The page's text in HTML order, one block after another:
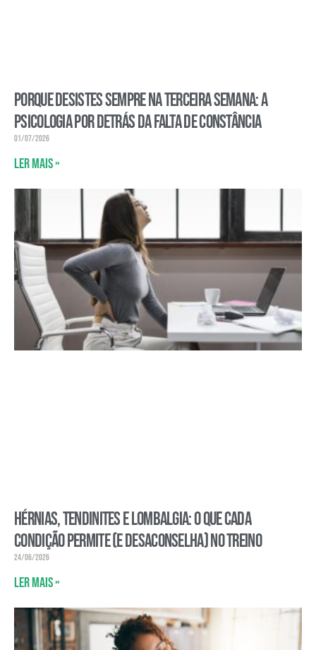
Porque desistes sempre na terceira semana: a
psicologia por detrás da falta de constância
01/07/2026
Ler mais »
Hérnias, tendinites e lombalgia: o que cada
condição permite (e desaconselha) no treino
24/06/2026
Ler mais »